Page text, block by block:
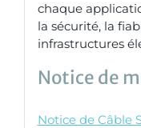
chaque
la sécurité, la
infrastructures
Notice de
Notice de Câble